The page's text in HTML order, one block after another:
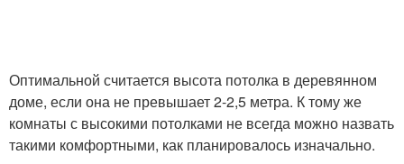
Оптимальной считается высота потолка в деревянном
доме, если она не превышает 2-2,5 метра. К тому же
комнаты с высокими потолками не всегда можно назвать
такими комфортными, как планировалось изначально.